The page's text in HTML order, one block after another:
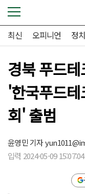
최신 오피니언 정치
경북 푸드
'한국푸드테
회' 출범
윤영민 기자
입력 2024-05-09